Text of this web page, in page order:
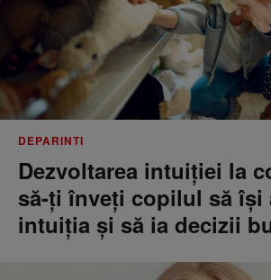
DEPARINTI
Dezvoltarea intuiției la
să-ți înveți copilul să își
intuiția și să ia decizii